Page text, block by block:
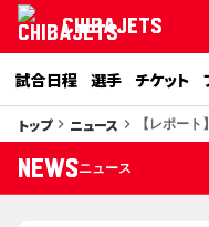
CHIBAJETS
試合日程 選手 チケット
トップkeyboard_arrow_right ニュース keyboard_arrow_right 【レポー
NEWSニュース